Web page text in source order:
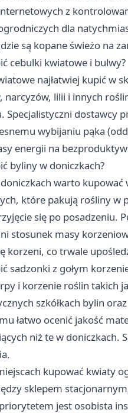
z
dla
są kopane świeżo na
cebulki kwiatowe i bulwy?
najłatwiej kupić w
narcyzów, lilii i innych
Specjalistyczni dostawcy
wybijaniu pąka
energii na
byliny w doniczkach?
warto
które pakują rośliny w
się po posadzeniu.
stosunek masy
korzeni, co trwale
sadzonki z gołym
i korzenie roślin takich
szkółkach bylin
łatwo ocenić jakość
niż te w doniczkach.
kupować kwiaty
sklepem
jest osobista